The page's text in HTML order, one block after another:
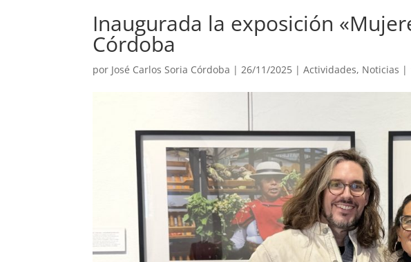
Inaugurada la exposición
Córdoba
por José Carlos Soria Córdoba |26/11/2025 |Actividades, Noticias |